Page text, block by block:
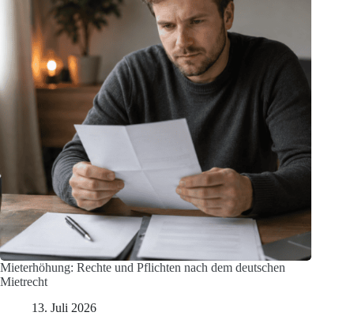
Mieterhöhung: Rechte und Pflichten nach dem deutschen
Mietrecht
13. Juli 2026